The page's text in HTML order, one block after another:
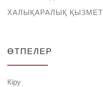
ХАЛЫҚАРАЛЫҚ ҚЫЗМЕТ
ӨТПЕЛЕР
Кіру